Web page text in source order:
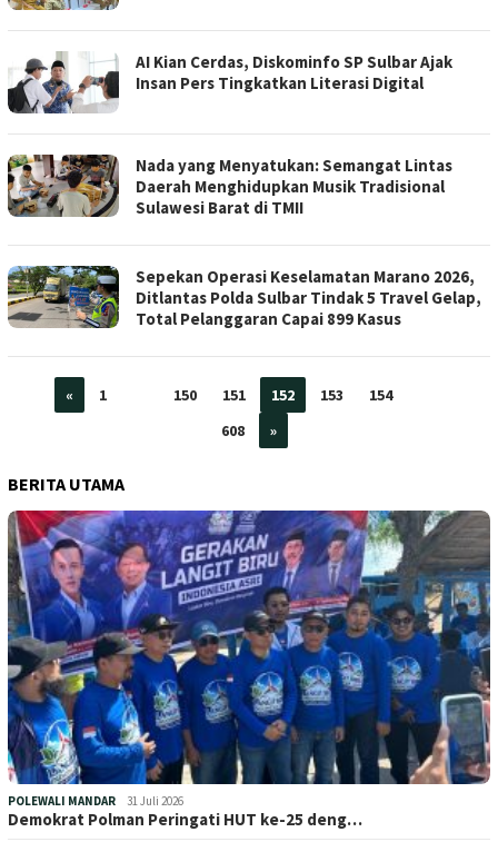
AI Kian Cerdas, Diskominfo SP Sulbar Ajak
Insan Pers Tingkatkan Literasi Digital
Nada yang Menyatukan: Semangat Lintas
Daerah Menghidupkan Musik Tradisional
Sulawesi Barat di TMII
Sepekan Operasi Keselamatan Marano 2026,
Ditlantas Polda Sulbar Tindak 5 Travel Gelap,
Total Pelanggaran Capai 899 Kasus
« 1 150 151 152 153 154
608
»
BERITA UTAMA
POLEWALI MANDAR 31 Juli 2026
Demokrat Polman Peringati HUT ke-25 deng…